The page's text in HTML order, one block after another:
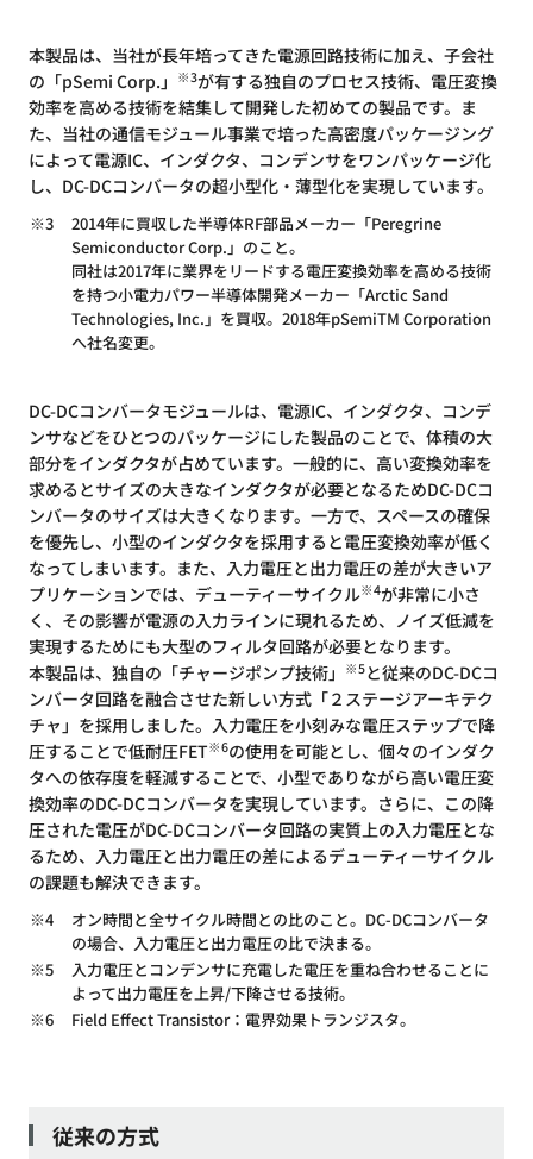
本製品は、当社が長年培ってきた電源回路技術に加え、子会社
の「pSemi Corp.」
※3が有する独自のプロセス技術、電圧変換
効率を高める技術を結集して開発した初めての製品です。ま
た、当社の通信モジュール事業で培った高密度パッケージング
によって電源IC、インダクタ、コンデンサをワンパッケージ化
し、DC-DCコンバータの超小型化・薄型化を実現しています。
※3
2014年に買収した半導体RF部品メーカー「Peregrine
Semiconductor Corp.」のこと。
同社は2017年に業界をリードする電圧変換効率を高める技術
を持つ小電力パワー半導体開発メーカー「Arctic Sand
Technologies, Inc.」を買収。2018年pSemiTM Corporation
へ社名変更。
DC-DCコンバータモジュールは、電源IC、インダクタ、コンデ
ンサなどをひとつのパッケージにした製品のことで、体積の大
部分をインダクタが占めています。一般的に、高い変換効率を
求めるとサイズの大きなインダクタが必要となるためDC-DCコ
ンバータのサイズは大きくなります。一方で、スペースの確保
を優先し、小型のインダクタを採用すると電圧変換効率が低く
なってしまいます。また、入力電圧と出力電圧の差が大きいア
プリケーションでは、デューティーサイクル※4が非常に小さ
く、その影響が電源の入力ラインに現れるため、ノイズ低減を
実現するためにも大型のフィルタ回路が必要となります。
本製品は、独自の「チャージポンプ技術」
※5と従来のDC-DCコ
ンバータ回路を融合させた新しい方式「２ステージアーキテク
チャ」を採用しました。入力電圧を小刻みな電圧ステップで降
圧することで低耐圧FET※6の使用を可能とし、個々のインダク
タへの依存度を軽減することで、小型でありながら高い電圧変
換効率のDC-DCコンバータを実現しています。さらに、この降
圧された電圧がDC-DCコンバータ回路の実質上の入力電圧とな
るため、入力電圧と出力電圧の差によるデューティーサイクル
の課題も解決できます。
※4
オン時間と全サイクル時間との比のこと。DC-DCコンバータ
の場合、入力電圧と出力電圧の比で決まる。
※5
入力電圧とコンデンサに充電した電圧を重ね合わせることに
よって出力電圧を上昇/下降させる技術。
※6
Field Effect Transistor：電界効果トランジスタ。
従来の方式